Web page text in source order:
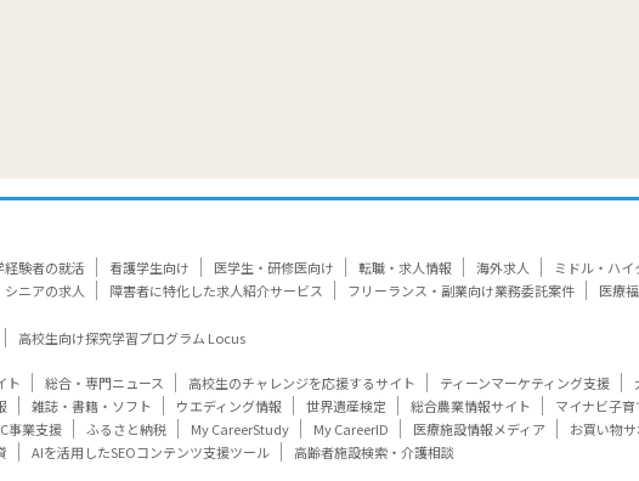
経験者の就活 看護学生向け 医学生・研修医向け 転職・求人情報 海外求人 ミドル・ハ
シニアの求人 障害者に特化した求人紹介サービス フリーランス・副業向け業務委託案件 医療
高校生向け探究学習プログラム Locus
ト 総合・専門ニュース 高校生のチャレンジを応援するサイト ティーンマーケティング支援
雑誌・書籍・ソフト ウエディング情報 世界遺産検定 総合農業情報サイト
マイナビ子育
事業支援
ふるさと納税 My CareerStudy My CareerID 医療施設情報メディア
お買い物
AIを活用したSEOコンテンツ支援ツール 高齢者施設検索・介護相談